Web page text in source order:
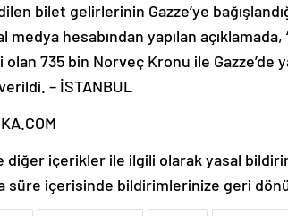
bilet gelirlerinin Gazze’ye
hesabından yapılan açıklamada,
735 bin Norveç Kronu ile Gazze’de
– İSTANBUL
diğer içerikler ile ilgili olarak yasal
süre içerisinde bildirimlerinize geri